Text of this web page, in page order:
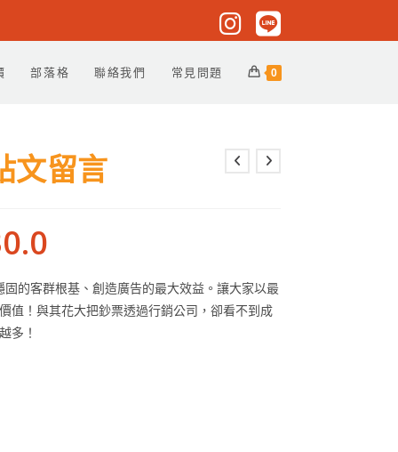
部落格 聯絡我們 常見問題 0
文留言
的客群根基、創造廣告的最大效益。讓大家以最
值！與其花大把鈔票透過行銷公司，卻看不到成
多！